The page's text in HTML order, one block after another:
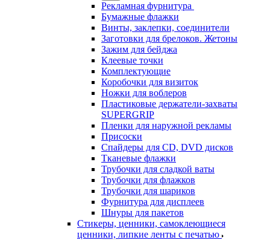
Рекламная фурнитура
Бумажные флажки
Винты, заклепки, соединители
Заготовки для брелоков. Жетоны
Зажим для бейджа
Клеевые точки
Комплектующие
Коробочки для визиток
Ножки для воблеров
Пластиковые держатели-захваты
SUPERGRIP
Пленки для наружной рекламы
Присоски
Спайдеры для CD, DVD дисков
Тканевые флажки
Трубочки для сладкой ваты
Трубочки для флажков
Трубочки для шариков
Фурнитура для дисплеев
Шнуры для пакетов
Стикеры, ценники, самоклеющиеся
ценники, липкие ленты с печатью